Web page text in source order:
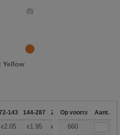
Yellow
143 144-287 288 + Meer
Op voorraadAant.
€2.05 €1.95 € +
660